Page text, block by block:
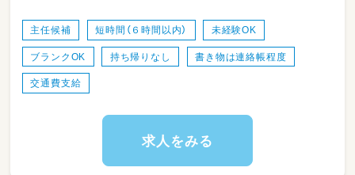
・保護者の方々への対応やコミュニケーション
・ 一緒に働くスタッフへの指導や日常のサポー
ト
・施設運営に関わる簡単な事務作業
・お部屋の清掃やおもちゃの消毒、環境整備
主任候補 短時間（６時間以内） 未経験OK
ブランクOK 持ち帰りなし 書き物は連絡帳程度
交通費支給
求人をみる